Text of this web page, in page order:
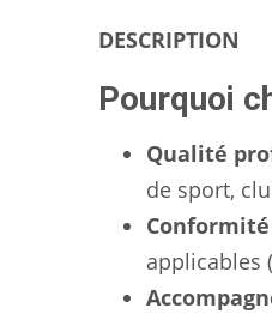
DESCRIPTION
Pourquoi
Qualité
de sport,
applicables